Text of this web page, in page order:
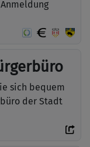
sich bequem
der Stadt